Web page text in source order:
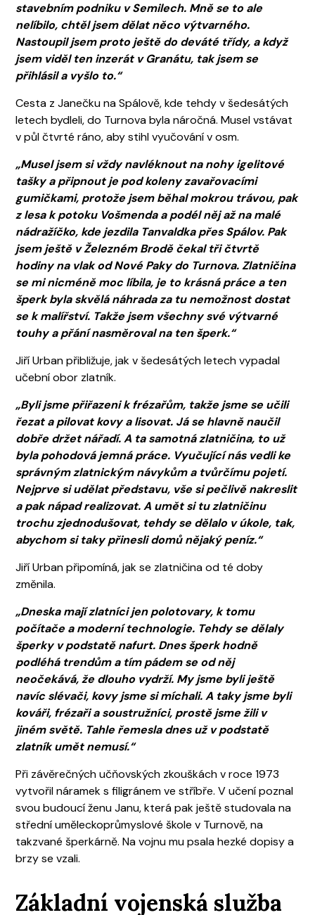
stavebním podniku v Semilech. Mně se to ale
nelíbilo, chtěl jsem dělat něco výtvarného.
Nastoupil jsem proto ještě do deváté třídy, a když
jsem viděl ten inzerát v Granátu, tak jsem se
přihlásil a vyšlo to.“
Cesta z Janečku na Spálově, kde tehdy v šedesátých
letech bydleli, do Turnova byla náročná. Musel vstávat
v půl čtvrté ráno, aby stihl vyučování v osm.
„Musel jsem si vždy navléknout na nohy igelitové
tašky a připnout je pod koleny zavařovacími
gumičkami, protože jsem běhal mokrou trávou, pak
z lesa k potoku Vošmenda a podél něj až na malé
nádražíčko, kde jezdila Tanvaldka přes Spálov. Pak
jsem ještě v Železném Brodě čekal tři čtvrtě
hodiny na vlak od Nové Paky do Turnova. Zlatničina
se mi nicméně moc líbila, je to krásná práce a ten
šperk byla skvělá náhrada za tu nemožnost dostat
se k malířství. Takže jsem všechny své výtvarné
touhy a přání nasměroval na ten šperk.“
Jiří Urban přibližuje, jak v šedesátých letech vypadal
učební obor zlatník.
„Byli jsme přiřazeni k frézařům, takže jsme se učili
řezat a pilovat kovy a lisovat. Já se hlavně naučil
dobře držet nářadí. A ta samotná zlatničina, to už
byla pohodová jemná práce. Vyučující nás vedli ke
správným zlatnickým návykům a tvůrčímu pojetí.
Nejprve si udělat představu, vše si pečlivě nakreslit
a pak nápad realizovat. A umět si tu zlatničinu
trochu zjednodušovat, tehdy se dělalo v úkole, tak,
abychom si taky přinesli domů nějaký peníz.“
Jiří Urban připomíná, jak se zlatničina od té doby
změnila.
„Dneska mají zlatníci jen polotovary, k tomu
počítače a moderní technologie. Tehdy se dělaly
šperky v podstatě nafurt. Dnes šperk hodně
podléhá trendům a tím pádem se od něj
neočekává, že dlouho vydrží. My jsme byli ještě
navíc slévači, kovy jsme si míchali. A taky jsme byli
kováři, frézaři a soustružníci, prostě jsme žili v
jiném světě. Tahle řemesla dnes už v podstatě
zlatník umět nemusí.“
Při závěrečných učňovských zkouškách v roce 1973
vytvořil náramek s filigránem ve stříbře. V učení poznal
svou budoucí ženu Janu, která pak ještě studovala na
střední uměleckoprůmyslové škole v Turnově, na
takzvané šperkárně. Na vojnu mu psala hezké dopisy a
brzy se vzali.
Základní vojenská služba